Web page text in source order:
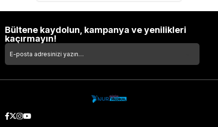
Bültene kaydolun, kampanya ve yenilikleri
kaçırmayın!